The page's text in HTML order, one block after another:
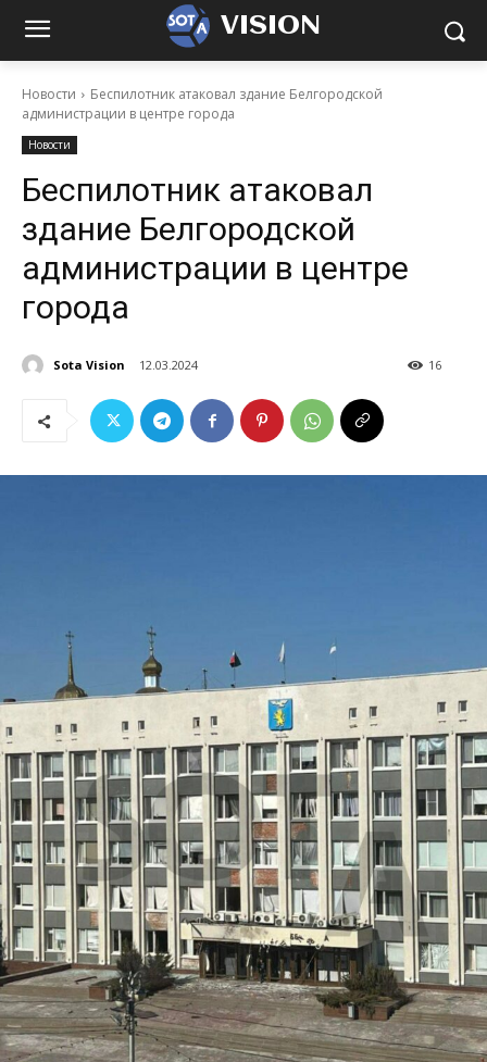
VISION
Новости
Беспилотник атаковал здание Белгородской
администрации в центре города
Новости
Беспилотник атаковал
здание Белгородской
администрации в центре
города
Sota Vision 12.03.2024 16